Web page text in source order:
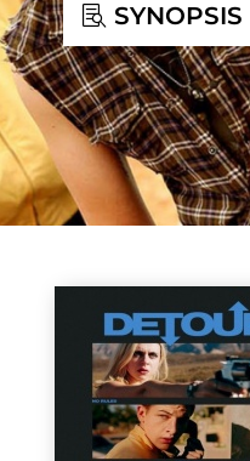
SYNOPSIS